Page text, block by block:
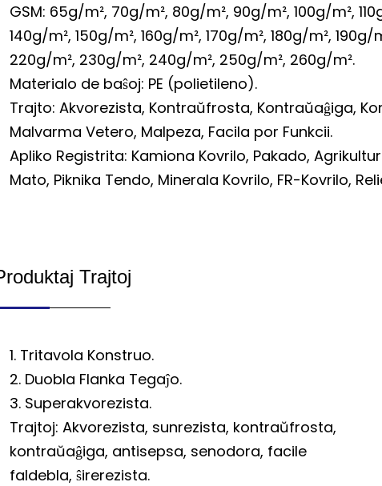
GSM: 65g/m², 70g/m², 80g/m², 90g/m², 100g/m²,
140g/m², 150g/m², 160g/m², 170g/m², 180g/m², 190g/
220g/m², 230g/m², 240g/m², 250g/m², 260g/m².
Materialo de baŝoj: PE (polietileno).
Trajto: Akvorezista, Kontraŭfrosta, Kontraŭaĝiga,
Malvarma Vetero, Malpeza, Facila por Funkcii.
Apliko Registrita: Kamiona Kovrilo, Pakado,
Mato, Piknika Tendo, Minerala Kovrilo, FR-Kovrilo,
Trajtoj
1. Tritavola Konstruo.
2. Duobla Flanka Tegaĵo.
3. Superakvorezista.
Trajtoj: Akvorezista, sunrezista, kontraŭfrosta,
kontraŭaĝiga, antisepsa, senodora, facile
faldebla, ŝirerezista.